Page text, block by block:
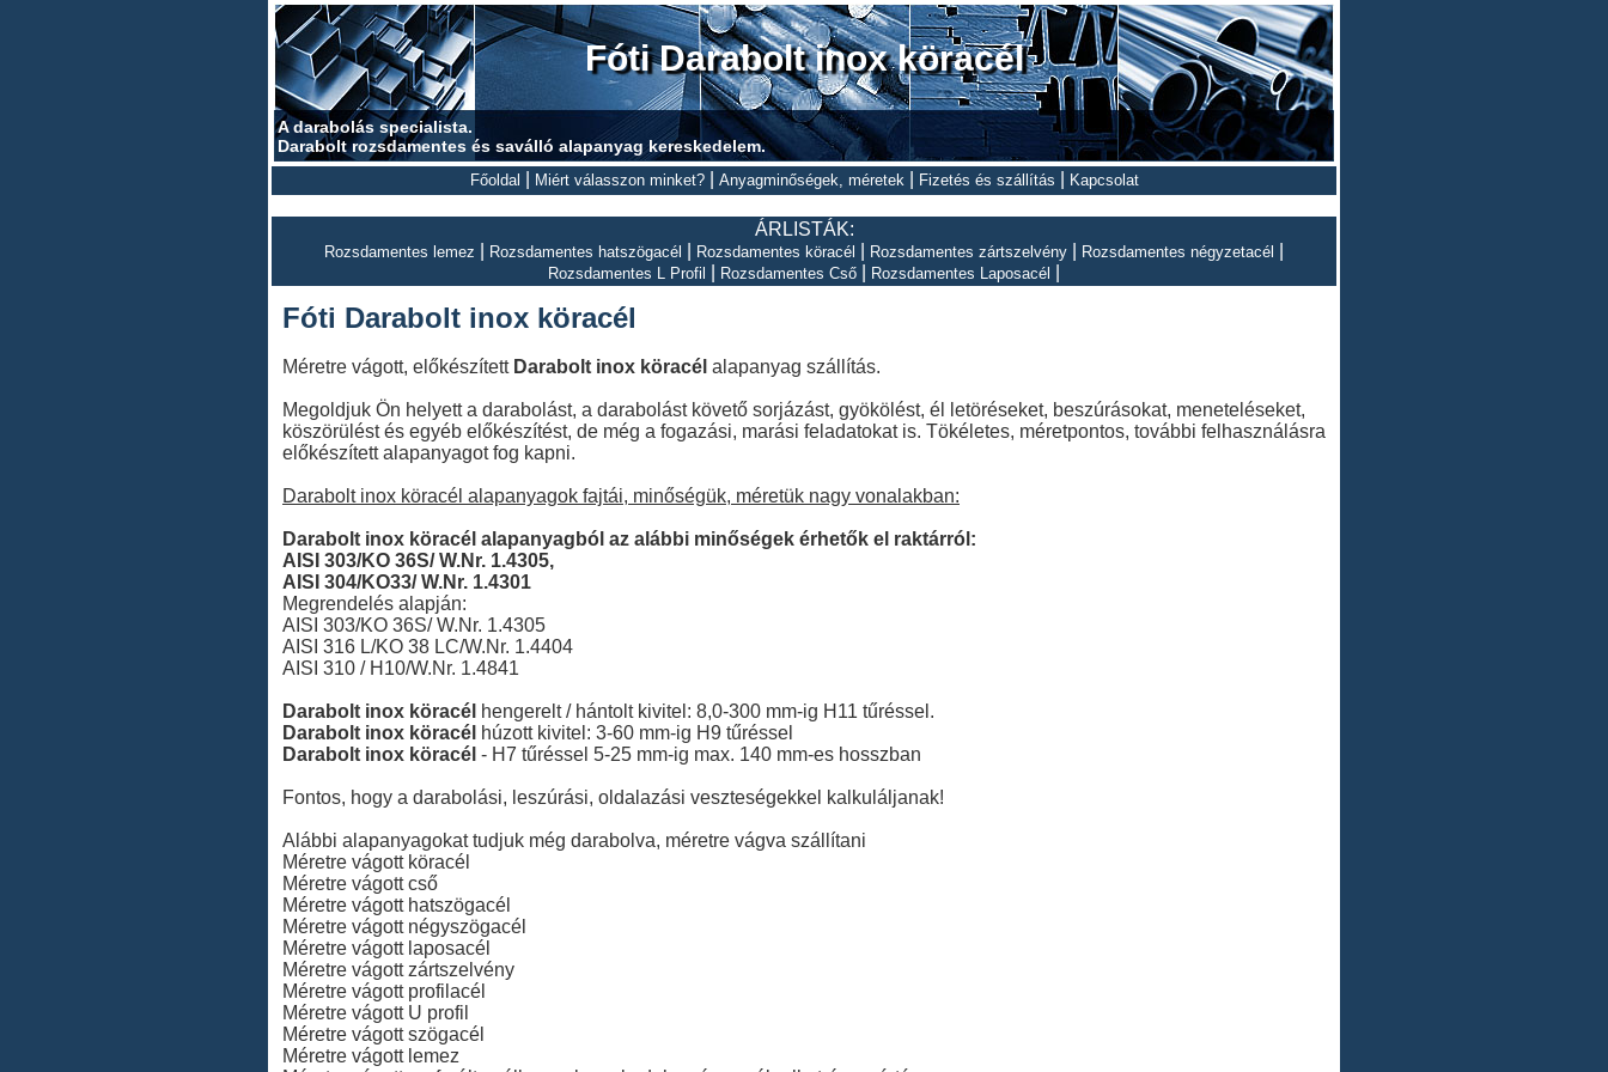
Fóti Darabolt inox köracél
A darabolás specialista.
Darabolt rozsdamentes és saválló alapanyag kereskedelem.
Főoldal Miért válasszon minket?| Anyagminőségek, méretek Fizetés és szállítás Kapcsolat
ÁRLISTÁK:
Rozsdamentes lemez Rozsdamentes hatszögacél Rozsdamentes köracél Rozsdamentes zártszelvény Rozsdamentes négyzetacél
Rozsdamentes L Profil Rozsdamentes Cső Rozsdamentes Laposacél
Fóti Darabolt inox köracél
Méretre vágott, előkészített Darabolt inox köracél alapanyag szállítás.
Megoldjuk Ön helyett a darabolást, a darabolást követő sorjázást, gyökölést, él letöréseket, beszúrásokat, meneteléseket,
köszörülést és egyéb előkészítést, de még a fogazási, marási feladatokat is. Tökéletes, méretpontos, további felhasználásra
előkészített alapanyagot fog kapni.
Darabolt inox köracél alapanyagok fajtái, minőségük, méretük nagy vonalakban:
Darabolt inox köracél alapanyagból az alábbi minőségek érhetők el raktárról:
AISI 303/KO 36S/ W.Nr. 1.4305,
AISI 304/KO33/ W.Nr. 1.4301
Megrendelés alapján:
AISI 303/KO 36S/ W.Nr. 1.4305
AISI 316 L/KO 38 LC/W.Nr. 1.4404
AISI 310 / H10/W.Nr. 1.4841
Darabolt inox köracél hengerelt / hántolt kivitel: 8,0-300 mm-ig H11 tűréssel.
Darabolt inox köracél húzott kivitel: 3-60 mm-ig H9 tűréssel
Darabolt inox köracél - H7 tűréssel 5-25 mm-ig max. 140 mm-es hosszban
Fontos, hogy a darabolási, leszúrási, oldalazási veszteségekkel kalkuláljanak!
Alábbi alapanyagokat tudjuk még darabolva, méretre vágva szállítani
Méretre vágott köracél
Méretre vágott cső
Méretre vágott hatszögacél
Méretre vágott négyszögacél
Méretre vágott laposacél
Méretre vágott zártszelvény
Méretre vágott profilacél
Méretre vágott U profil
Méretre vágott szögacél
Méretre vágott lemez